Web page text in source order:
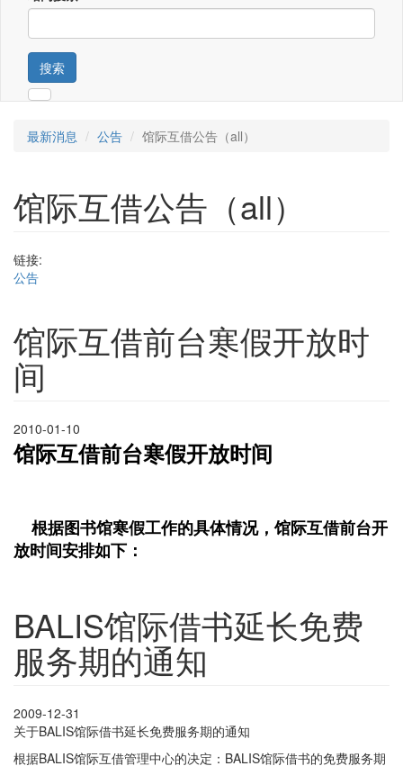
搜索
最新消息 公告 馆际互借公告（all）
馆际互借公告（all）
链接:
公告
馆际互借前台寒假开放时
间
2010-01-10
馆际互借前台寒假开放时间
根据图书馆寒假工作的具体情况，馆际互借前台开
放时间安排如下：
BALIS馆际借书延长免费
服务期的通知
2009-12-31
关于BALIS馆际借书延长免费服务期的通知
根据BALIS馆际互借管理中心的决定：BALIS馆际借书的免费服务期